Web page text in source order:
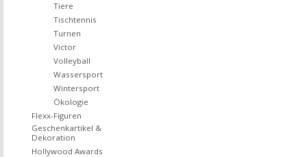
Tiere
Tischtennis
Turnen
Victor
Volleyball
Wassersport
Wintersport
Ökologie
Flexx-Figuren
Geschenkartikel &
Dekoration
Hollywood Awards